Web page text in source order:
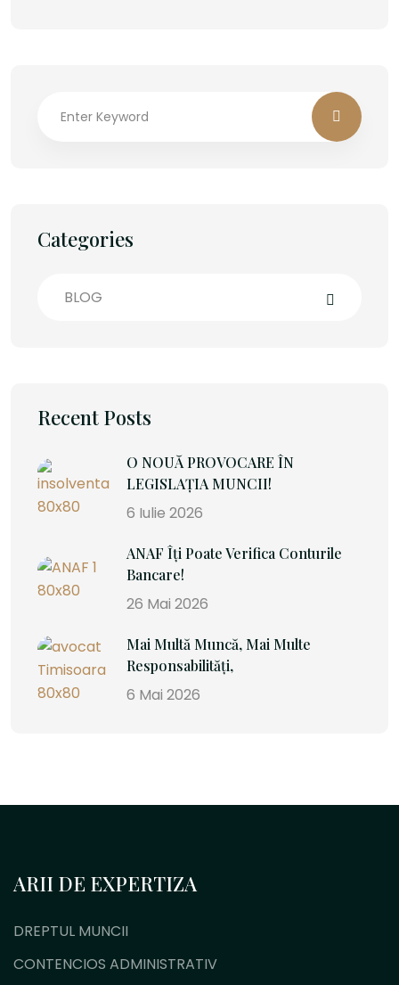
Categories
BLOG
Recent Posts
O NOUĂ PROVOCARE ÎN
LEGISLAȚIA MUNCII!
6 Iulie 2026
ANAF Îți Poate Verifica Conturile
Bancare!
26 Mai 2026
Mai Multă Muncă, Mai Multe
Responsabilități,
6 Mai 2026
ARII DE EXPERTIZA
DREPTUL MUNCII
CONTENCIOS ADMINISTRATIV